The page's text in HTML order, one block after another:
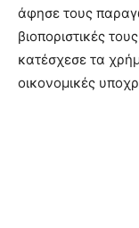
άφησε τους
βιοποριστικές
κατέσχεσε τα
οικονομικές